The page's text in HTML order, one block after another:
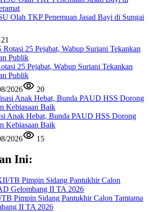
Olah TKP Penemuan Jasad Bayi di Sungai
21
25 Pejabat, Wabup Suriani Tekankan
Publik
2026 20
Anak Hebat, Bunda PAUD HSS Dorong
Kebiasaan Baik
2026 15
Ini:
Pimpin Sidang Pantukhir Calon Tamtama
II TA 2026